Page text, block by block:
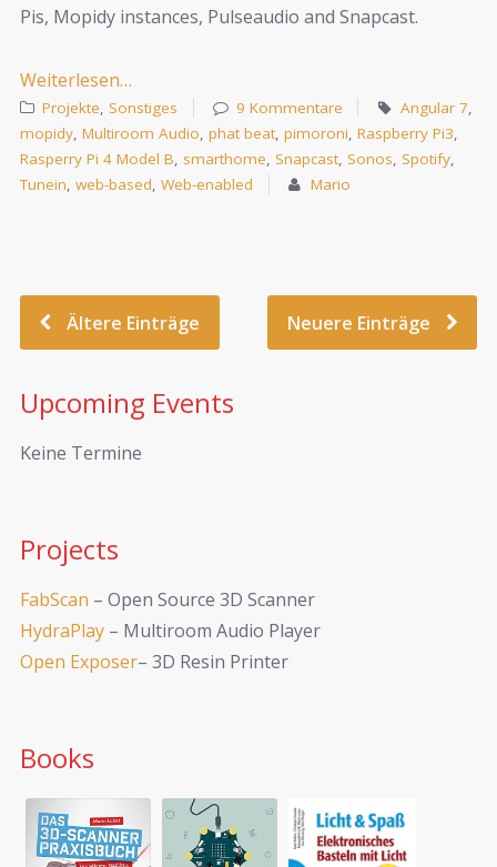
Pis, Mopidy instances, Pulseaudio and Snapcast.
Weiterlesen…
Projekte, Sonstiges 9 Kommentare Angular 7,
mopidy, Multiroom Audio, phat beat, pimoroni, Raspberry Pi3,
Rasperry Pi 4 Model B, smarthome, Snapcast, Sonos, Spotify,
Tunein, web-based, Web-enabled Mario
Ältere Einträge Neuere Einträge
Upcoming Events
Keine Termine
Projects
FabScan – Open Source 3D Scanner
HydraPlay – Multiroom Audio Player
Open Exposer– 3D Resin Printer
Books